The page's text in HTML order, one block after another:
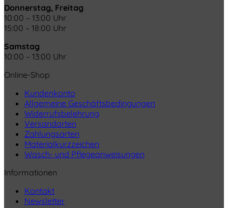
Donnerstag, Freitag
10:00 – 13:00 Uhr
15:00 – 18:00 Uhr
Samstag
10:00 – 13:00 Uhr
Online-Shop
Kundenkonto
Allgemeine Geschäftsbedingungen
Widerrufsbelehrung
Versandarten
Zahlungsarten
Materialkurzzeichen
Wasch- und Pflegeanweisungen
Informationen
Kontakt
Newsletter